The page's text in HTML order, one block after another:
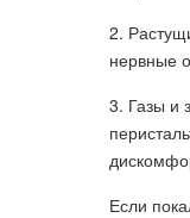
2.
нервные
3. Газы и
Если